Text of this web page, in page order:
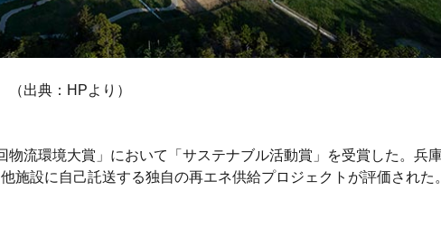
（出典：HPより）
流環境大賞」において「サステナブル活動賞」を受賞した。兵
施設に自己託送する独自の再エネ供給プロジェクトが評価され